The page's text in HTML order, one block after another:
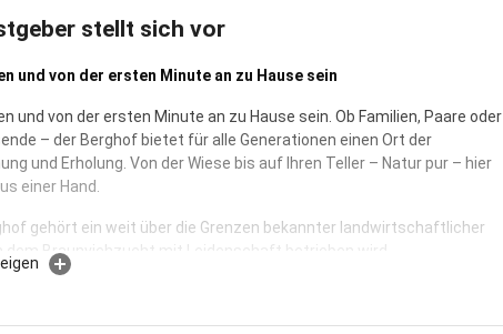
stellt sich vor
und von der ersten Minute an zu Hause sein
und von der ersten Minute an zu Hause sein. Ob Familien, Paare oder
– der Berghof bietet für alle Generationen einen Ort der
und Erholung. Von der Wiese bis auf Ihren Teller – Natur pur – hier
einer Hand.
gehört ein weit über die Grenzen bekannter landwirtschaftlicher
dem Braunviehzucht mit Leidenschaft betrieben wird.